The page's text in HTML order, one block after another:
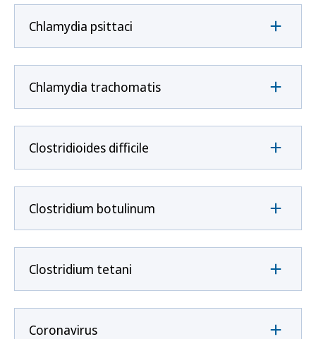
Chlamydia psittaci
Chlamydia trachomatis
Clostridioides difficile
Clostridium botulinum
Clostridium tetani
Coronavirus